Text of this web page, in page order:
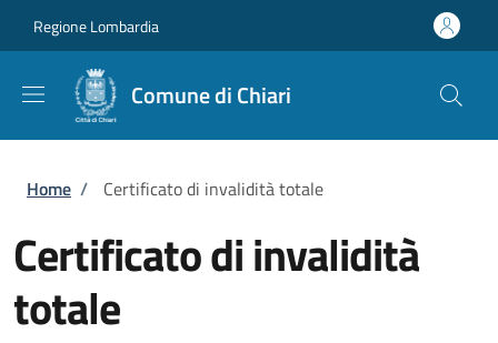
Regione Lombardia
Comune di Chiari
Briciole di pane
Home / Certificato di invalidità totale
Certificato di invalidità
totale